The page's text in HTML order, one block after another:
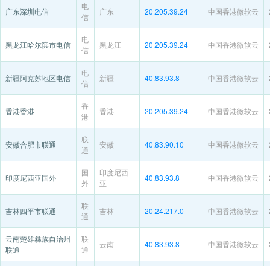
广东深圳电信
电
信
广东 20.205.39.24 中国香港微软云
黑龙江哈尔滨市电信
电
信
黑龙江 20.205.39.24 中国香港微软云
新疆阿克苏地区电信
电
信
新疆 40.83.93.8 中国香港微软云
香港香港
香
港
香港 20.205.39.24 中国香港微软云
安徽合肥市联通
联
通
安徽 40.83.90.10 中国香港微软云
印度尼西亚国外
国
外
印度尼西
亚
40.83.93.8 中国香港微软云
吉林四平市联通
联
通
吉林 20.24.217.0 中国香港微软云
云南楚雄彝族自治州
联通
联
通
云南 40.83.93.8 中国香港微软云